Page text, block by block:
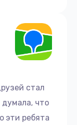
стал
думала, что
эти ребята